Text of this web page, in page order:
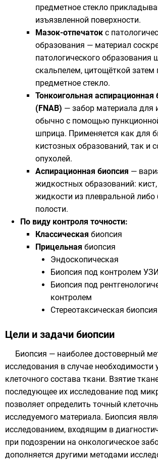
предметное стекло
изъязвленной поверхности.
Мазок-отпечаток с
образования — материал
патологического образования
скальпелем, цитощёткой затем
предметное стекло.
Тонкоигольная аспирационная
(FNAB) — забор материала для
обычно с помощью
шприца. Применяется как для
кистозных образований, так и
опухолей.
Аспирационная биопсия —
жидкостных образований:
жидкости из плевральной
полости.
По виду контроля точности:
Классическая биопсия
Прицельная биопсия
Эндоскопическая
Биопсия под контролем УЗИ
Биопсия под
контролем
Стереотаксическая биопсия
Цели и задачи биопсии
Биопсия — наиболее достоверный
исследования в случае необходимости
клеточного состава ткани. Взятие
последующее их исследование под
позволяет определить точный
исследуемого материала. Биопсия
исследованием, входящим в
при подозрении на онкологическое
дополняется другими методами